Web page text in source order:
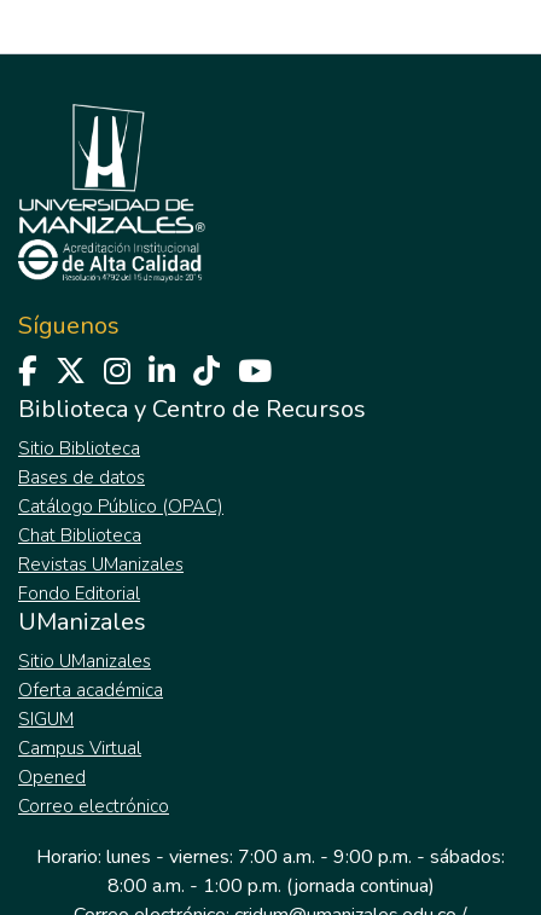
Síguenos
Biblioteca y Centro de Recursos
Sitio Biblioteca
Bases de datos
Catálogo Público (OPAC)
Chat Biblioteca
Revistas UManizales
Fondo Editorial
UManizales
Sitio UManizales
Oferta académica
SIGUM
Campus Virtual
Opened
Correo electrónico
Horario: lunes - viernes: 7:00 a.m. - 9:00 p.m. - sábados:
8:00 a.m. - 1:00 p.m. (jornada continua)